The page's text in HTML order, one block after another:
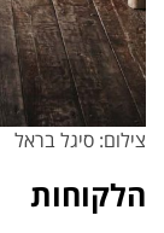
צילום: סיגל בראל
הלקוחות